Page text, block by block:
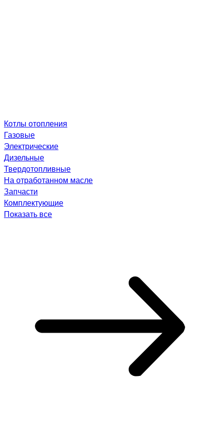
Котлы отопления
Газовые
Электрические
Дизельные
Твердотопливные
На отработанном масле
Запчасти
Комплектующие
Показать все